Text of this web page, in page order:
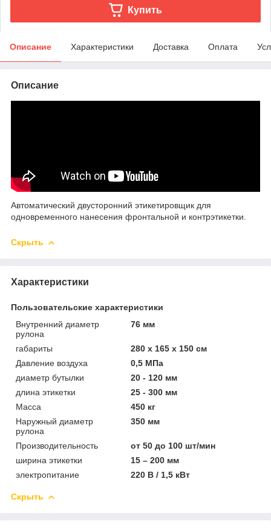
Купить
Описание Характеристики Доставка Оплата
Описание
Автоматический двусторонний этикетировщик для
одновременного нанесения фронтальной и контрэтикетки.
Скрыть
Характеристики
Пользовательские характеристики
Внутренний диаметр
рулона
76 мм
габариты
280 х 165 х 150 см
Давление воздуха
0,5 МПа
диаметр бутылки
20 - 120 мм
длина этикетки
25 - 300 мм
Масса
450 кг
Наружный диаметр
рулона
350 мм
Производительность
от 50 до 100 шт/мин
ширина этикетки
15 – 200 мм
электропитание
220 В / 1,5 кВт
Скрыть